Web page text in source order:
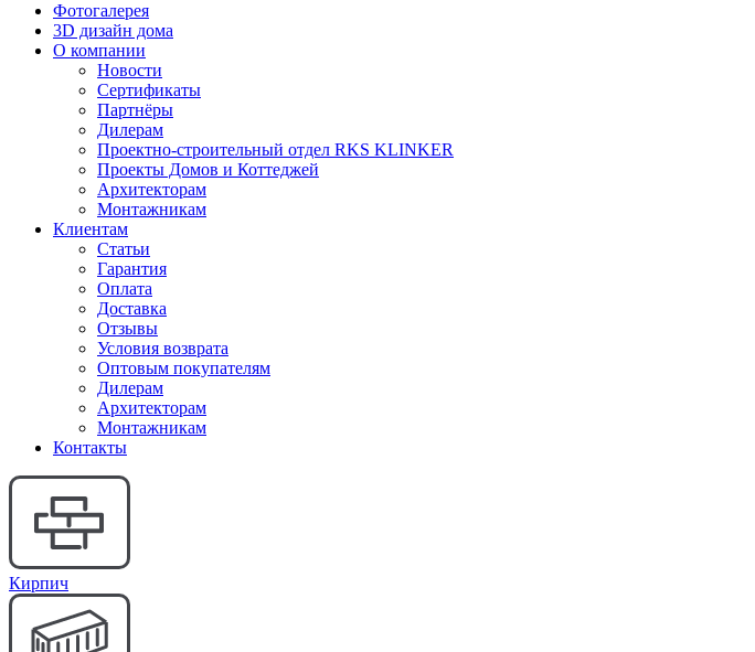
Фотогалерея
3D дизайн дома
О компании
Новости
Сертификаты
Партнёры
Дилерам
Проектно-строительный отдел RKS KLINKER
Проекты Домов и Коттеджей
Архитекторам
Монтажникам
Клиентам
Статьи
Гарантия
Оплата
Доставка
Отзывы
Условия возврата
Оптовым покупателям
Дилерам
Архитекторам
Монтажникам
Контакты
Кирпич